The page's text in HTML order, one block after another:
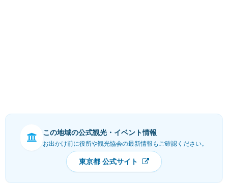
この地域の公式観光・イベント情報
お出かけ前に役所や観光協会の最新情報もご確認ください。
東京都 公式サイト